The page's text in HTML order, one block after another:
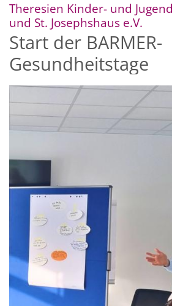
Theresien Kinder- und
und St. Josephshaus e.V.
Start der BARMER-
Gesundheitstage